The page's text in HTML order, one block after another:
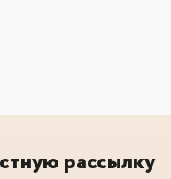
рассылку